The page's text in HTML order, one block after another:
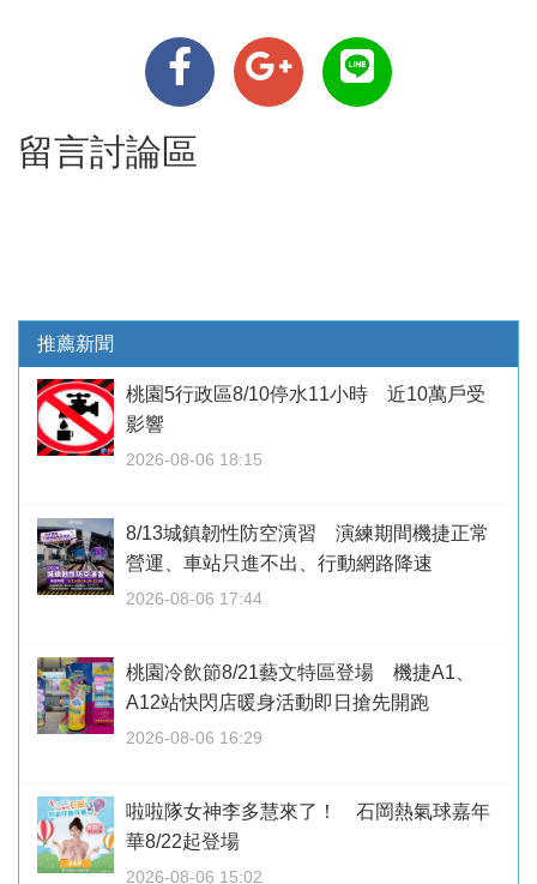
留言討論區
推薦新聞
桃園5行政區8/10停水11小時 近10萬戶受
影響
2026-08-06 18:15
8/13城鎮韌性防空演習 演練期間機捷正常
營運、車站只進不出、行動網路降速
2026-08-06 17:44
桃園冷飲節8/21藝文特區登場 機捷A1、
A12站快閃店暖身活動即日搶先開跑
2026-08-06 16:29
啦啦隊女神李多慧來了！ 石岡熱氣球嘉年
華8/22起登場
2026-08-06 15:02